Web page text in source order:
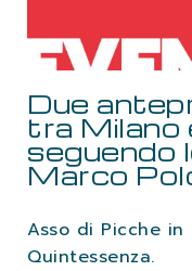
Due
tra Milano
seguendo
Marco
Asso di Picche in
Quintessenza.